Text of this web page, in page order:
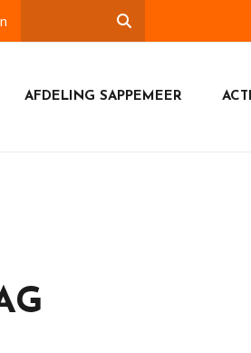
AFDELING SAPPEMEER